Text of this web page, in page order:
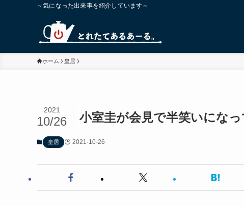
～気になった出来事を紹介しています～
ホーム 皇居
小室圭が会見で半笑いにな
2021
10/26
皇居 2021-10-26